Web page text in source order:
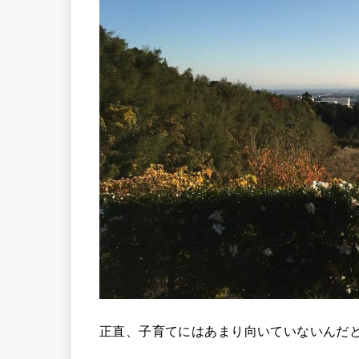
正直、子育てにはあまり向いていないんだ